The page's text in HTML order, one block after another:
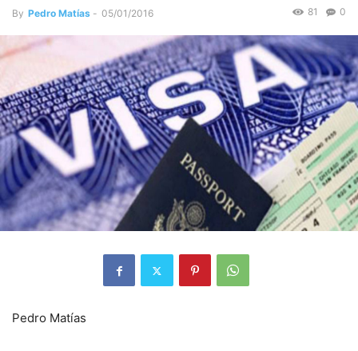
By Pedro Matías - 05/01/2016 0
81
Pedro Matías